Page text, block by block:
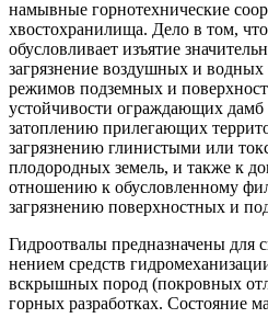
намывные горнотехнические
хвостохранилища. Дело в том,
обусловливает изъятие
загрязнение воздушных и водных
режимов подземных и
устойчивости ограждающих
затоплению прилегающих
загрязнению глинистыми или
плодородных земель, и также к
отношению к обусловленному
загрязнению поверхностных и
Гидроотвалы предназначены для
нением средств
вскрышных пород (покровных
горных разработках. Состояние